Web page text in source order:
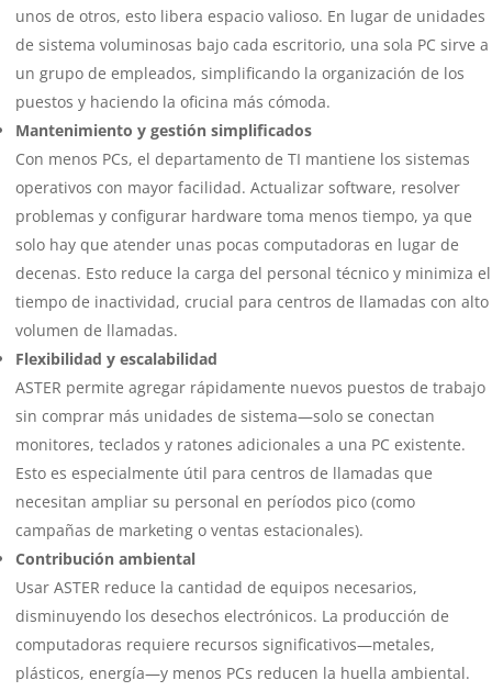
unos de otros, esto libera espacio valioso. En lugar de unidades
de sistema voluminosas bajo cada escritorio, una sola PC sirve a
un grupo de empleados, simplificando la organización de los
puestos y haciendo la oficina más cómoda.
Mantenimiento y gestión simplificados
Con menos PCs, el departamento de TI mantiene los sistemas
operativos con mayor facilidad. Actualizar software, resolver
problemas y configurar hardware toma menos tiempo, ya que
solo hay que atender unas pocas computadoras en lugar de
decenas. Esto reduce la carga del personal técnico y minimiza el
tiempo de inactividad, crucial para centros de llamadas con alto
volumen de llamadas.
Flexibilidad y escalabilidad
ASTER permite agregar rápidamente nuevos puestos de trabajo
sin comprar más unidades de sistema—solo se conectan
monitores, teclados y ratones adicionales a una PC existente.
Esto es especialmente útil para centros de llamadas que
necesitan ampliar su personal en períodos pico (como
campañas de marketing o ventas estacionales).
Contribución ambiental
Usar ASTER reduce la cantidad de equipos necesarios,
disminuyendo los desechos electrónicos. La producción de
computadoras requiere recursos significativos—metales,
plásticos, energía—y menos PCs reducen la huella ambiental.